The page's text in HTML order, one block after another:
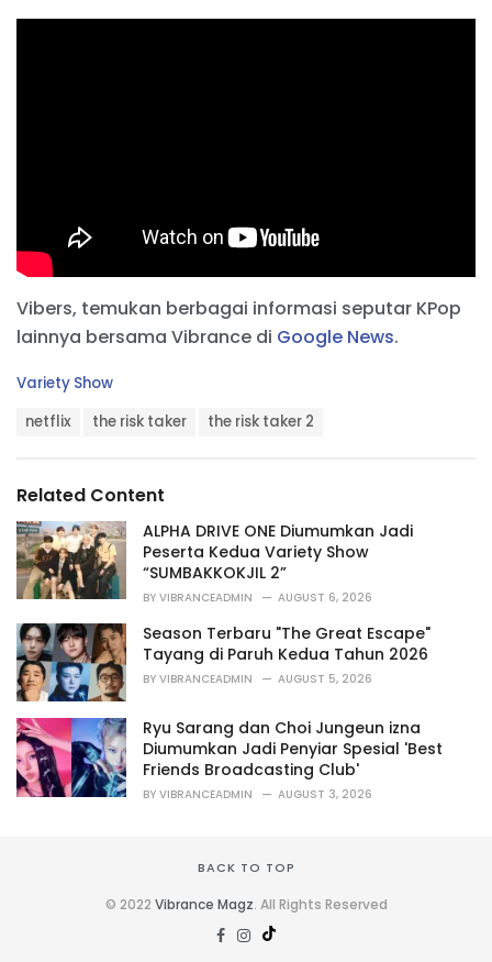
Vibers, temukan berbagai informasi seputar KPop
lainnya bersama Vibrance di Google News.
C
r
i
e
s
:
Variety Show
:
netflix the risk taker the risk taker 2
Related Content
ALPHA DRIVE ONE Diumumkan Jadi
Peserta Kedua Variety Show
“SUMBAKKOKJIL 2”
BY VIBRANCEADMIN AUGUST 6, 2026
Season Terbaru "The Great Escape"
Tayang di Paruh Kedua Tahun 2026
BY VIBRANCEADMIN AUGUST 5, 2026
Ryu Sarang dan Choi Jungeun izna
Diumumkan Jadi Penyiar Spesial 'Best
Friends Broadcasting Club'
BY VIBRANCEADMIN AUGUST 3, 2026
BACK TO TOP
© 2022 Vibrance Magz. All Rights Reserved